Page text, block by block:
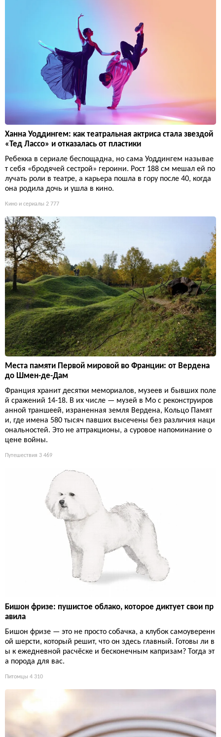
Ханна Уоддингем: как театральная актриса стала звездой
«Тед Лассо» и отказалась от пластики
Ребекка в сериале беспощадна, но сама Уоддингем называе
т себя «бродячей сестрой» героини. Рост 188 см мешал ей по
лучать роли в театре, а карьера пошла в гору после 40, когда
она родила дочь и ушла в кино.
Кино и сериалы 2 777
Места памяти Первой мировой во Франции: от Вердена
до Шмен-де-Дам
Франция хранит десятки мемориалов, музеев и бывших поле
й сражений 14-18. В их числе — музей в Мо с реконструиров
анной траншеей, израненная земля Вердена, Кольцо Памят
и, где имена 580 тысяч павших высечены без различия наци
ональностей. Это не аттракционы, а суровое напоминание о
цене войны.
Путешествия 3 469
Бишон фризе: пушистое облако, которое диктует свои пр
авила
Бишон фризе — это не просто собачка, а клубок самоуверенн
ой шерсти, который решит, что он здесь главный. Готовы ли в
ы к ежедневной расчёске и бесконечным капризам? Тогда эт
а порода для вас.
Питомцы 4 310